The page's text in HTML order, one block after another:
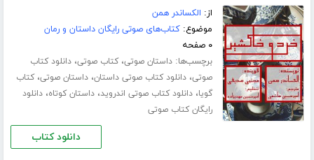
از: الکساندر همن
موضوع:کتاب‌های صوتی رایگان داستان و رمان
۰ صفحه
برچسب‌ها:داستان صوتی،کتاب صوتی،دانلود کتاب
صوتی،دانلود کتاب صوتی داستان،داستان صوتی،کتاب
گویا،دانلود کتاب صوتی اندروید،داستان کوتاه،دانلود
رایگان کتاب صوتی
دانلود کتاب